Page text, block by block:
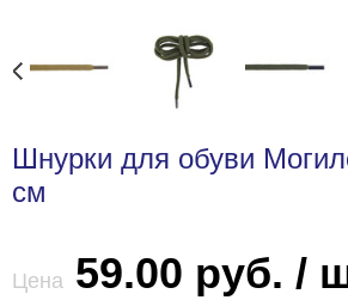
Шнурки для обуви
см
Цена 59.00 руб. /